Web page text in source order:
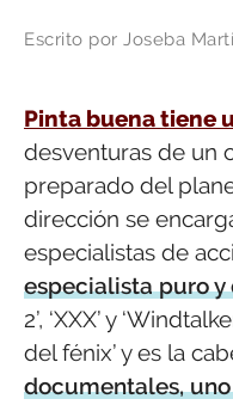
Escrito por Joseba
Pinta buena tiene
desventuras de un
preparado del
dirección se
especialistas de
especialista puro y
2’, ‘XXX’ y
del fénix’ y es la
documentales,